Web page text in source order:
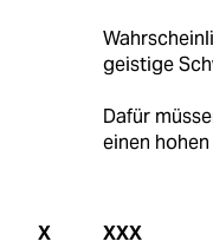
geistige
Dafür
einen
X XXX